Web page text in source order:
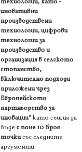
технологии, като -
иновативни
производствени
технологии, цифрови
технологии за
производство и
организация в селското
стопанство,
включително подходи
приложени чрез
Европейското
партньорство за
иновации“ като същия да
бъде с поне 10 броя
точкисъс следните
аргументи: